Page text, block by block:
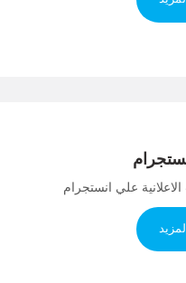
علي انستجرام